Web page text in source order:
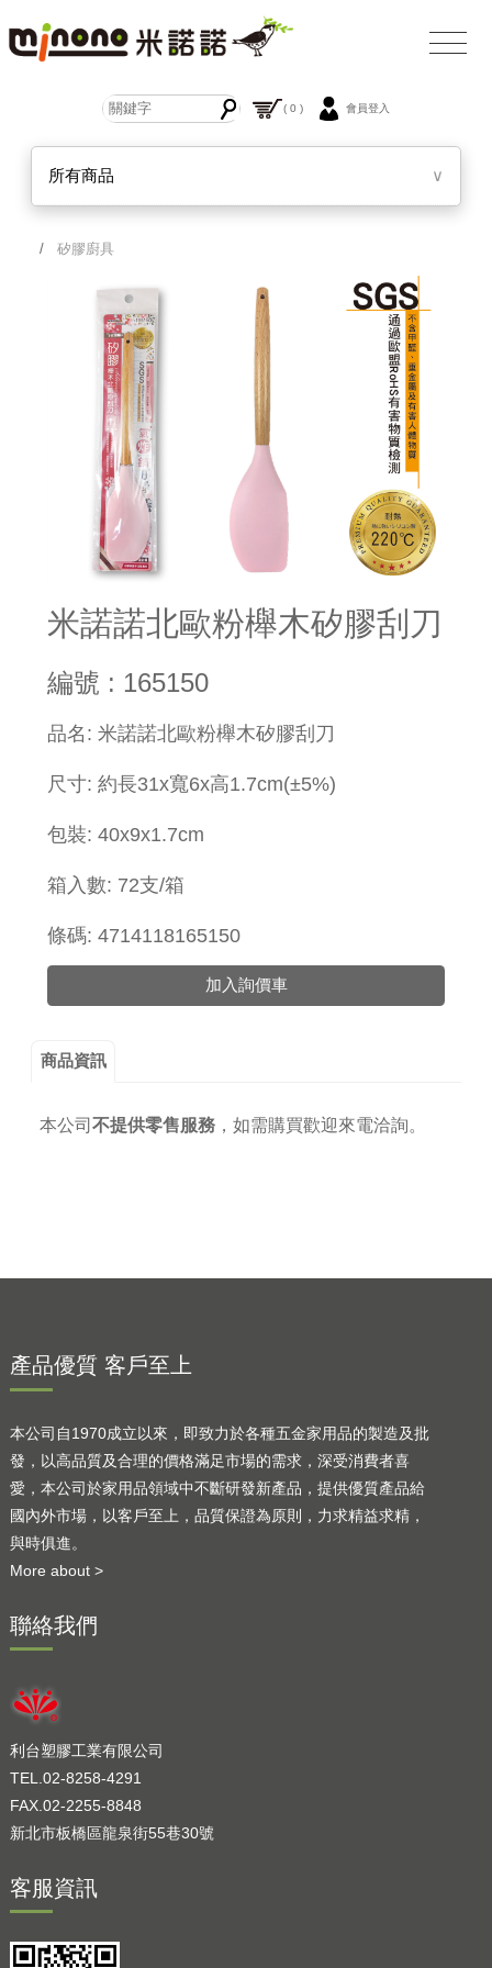
( 0 ) 會員登入
所有商品 ∨
/矽膠廚具
米諾諾北歐粉櫸木矽膠刮刀
編號 : 165150
​品名: 米諾諾北歐粉櫸木矽膠刮刀
尺寸: 約長31x寬6x高1.7cm(±5%)
包裝: 40x9x1.7cm
箱入數: 72支/箱
條碼: 4714118165150
加入詢價車
商品資訊
本公司 不提供零售服務， 如需購買歡迎來電洽詢。
產品優質 客戶至上
本公司自1970成立以來，即致力於各種五金家用品的製造及批
發，以高品質及合理的價格滿足市場的需求，深受消費者喜
愛，本公司於家用品領域中不斷研發新產品，提供優質產品給
國內外市場，以客戶至上，品質保證為原則，力求精益求精，
與時俱進。
More about >
聯絡我們
利台塑膠工業有限公司
TEL.02-8258-4291
FAX.02-2255-8848
新北市板橋區龍泉街55巷30號
客服資訊